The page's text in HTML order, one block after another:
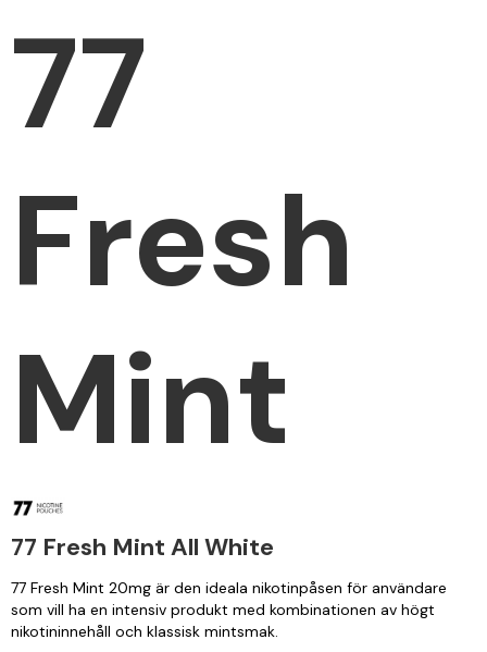
77
Fresh
Mint
77 Fresh Mint All White
77 Fresh Mint 20mg är den ideala nikotinpåsen för användare
som vill ha en intensiv produkt med kombinationen av högt
nikotininnehåll och klassisk mintsmak.